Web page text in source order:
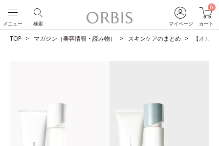
マイページ
0
カート
検索
メニュー
TOP マガジン（美容情報・読み物） スキンケアのまとめ 【オル